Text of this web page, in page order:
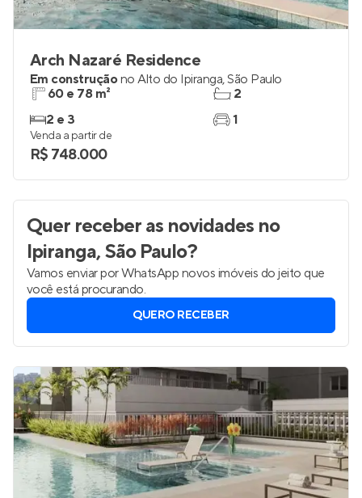
Arch Nazaré Residence
Em construçãono Alto do Ipiranga,São Paulo
60 e 78 m²
2 e 3
2
1
Venda a partir de
R$ 748.000
Quer receber as novidades no
Ipiranga, São Paulo?
Vamos enviar por WhatsApp novos imóveis do jeito que
você está procurando.
QUERO RECEBER